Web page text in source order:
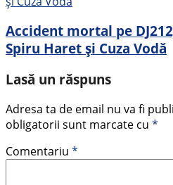
Accident mortal pe
Spiru Haret și Cuza Vodă
Lasă un răspuns
Adresa ta de email nu va fi
obligatorii sunt marcate cu *
Comentariu *